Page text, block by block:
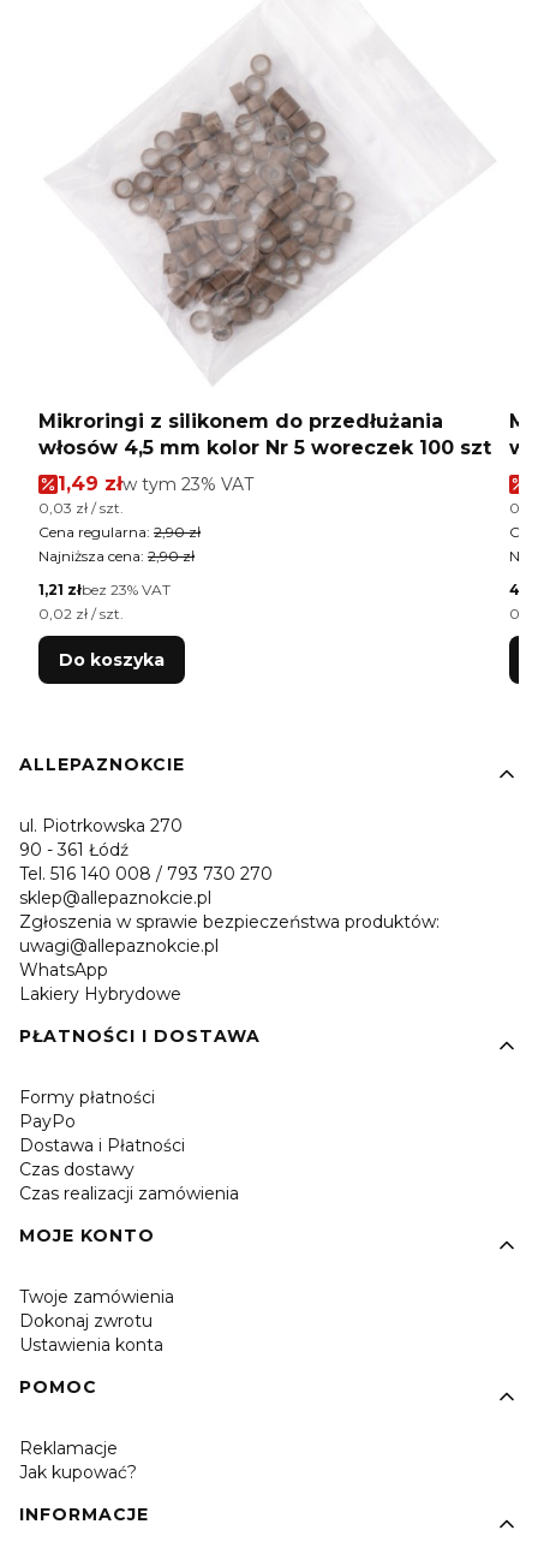
Mikroringi z silikonem do przedłużania
włosów 4,5 mm kolor Nr 5 woreczek 100 szt
Cena promocyjna brutto
1,49 złw tym %s VAT
w tym 23% VAT
Cena jednostkowa brutto
0,03 zł / szt.
Cena regularna: 2,90 zł
Najniższa cena: 2,90 zł
Cena netto
1,21 złbez 23% VAT
Cena jednostkowa netto
0,02 zł / szt.
Do koszyka
Linki w stopce
ALLEPAZNOKCIE
ul. Piotrkowska 270
90 - 361 Łódź
Tel. 516 140 008 / 793 730 270
sklep@allepaznokcie.pl
Zgłoszenia w sprawie bezpieczeństwa produktów:
uwagi@allepaznokcie.pl
WhatsApp
Lakiery Hybrydowe
PŁATNOŚCI I DOSTAWA
Formy płatności
PayPo
Dostawa i Płatności
Czas dostawy
Czas realizacji zamówienia
MOJE KONTO
Twoje zamówienia
Dokonaj zwrotu
Ustawienia konta
POMOC
Reklamacje
Jak kupować?
INFORMACJE